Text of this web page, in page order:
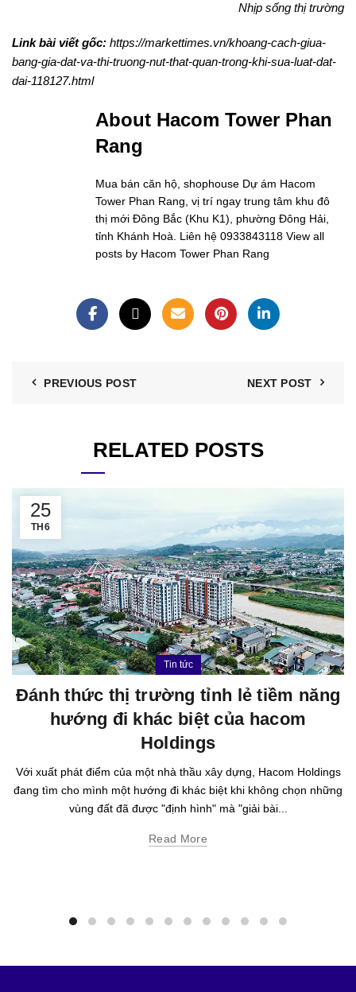
Nhịp sống thị trường
Link bài viết gốc: https://markettimes.vn/khoang-cach-giua-
bang-gia-dat-va-thi-truong-nut-that-quan-trong-khi-sua-luat-dat-
dai-118127.html
About Hacom Tower Phan
Rang
Mua bán căn hộ, shophouse Dự ám Hacom
Tower Phan Rang, vị trí ngay trung tâm khu đô
thị mới Đông Bắc (Khu K1), phường Đông Hải,
tỉnh Khánh Hoà. Liên hệ 0933843118 View all
posts by Hacom Tower Phan Rang
PREVIOUS POST NEXT POST
RELATED POSTS
25
TH6
Tin tức
Đánh thức thị trường tỉnh lẻ tiềm năng
hướng đi khác biệt của hacom
Holdings
Với xuất phát điểm của một nhà thầu xây dựng, Hacom Holdings
đang tìm cho mình một hướng đi khác biệt khi không chọn những
vùng đất đã được "định hình" mà "giải bài...
Read More